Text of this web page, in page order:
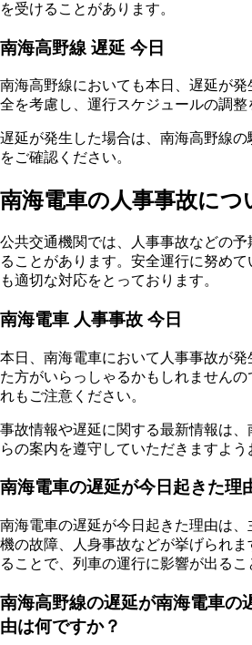
を受けることがあります。
南海高野線 遅延 今日
南海高野線においても本日、遅延が
全を考慮し、運行スケジュールの調整
遅延が発生した場合は、南海高野線
をご確認ください。
南海電車の人事事故につ
公共交通機関では、人事事故などの
ることがあります。安全運行に努め
も適切な対応をとっております。
南海電車 人事事故 今日
本日、南海電車において人事事故が
た方がいらっしゃるかもしれません
れもご注意ください。
事故情報や遅延に関する最新情報は
らの案内を遵守していただきますよう
南海電車の遅延が今日起きた理
南海電車の遅延が今日起きた理由は
機の故障、人身事故などが挙げられ
ることで、列車の運行に影響が出るこ
南海高野線の遅延が南海電車の
由は何ですか？